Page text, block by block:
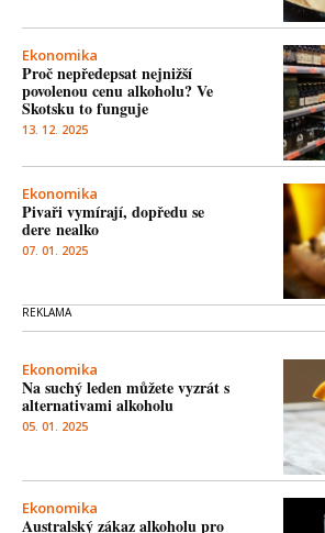
Ekonomika
Proč nepředepsat nejnižší
povolenou cenu alkoholu? Ve
Skotsku to funguje
13. 12. 2025
Ekonomika
Pivaři vymírají, dopředu se
dere nealko
07. 01. 2025
Ekonomika
Na suchý leden můžete vyzrát s
alternativami alkoholu
05. 01. 2025
Ekonomika
Australský zákaz alkoholu pro